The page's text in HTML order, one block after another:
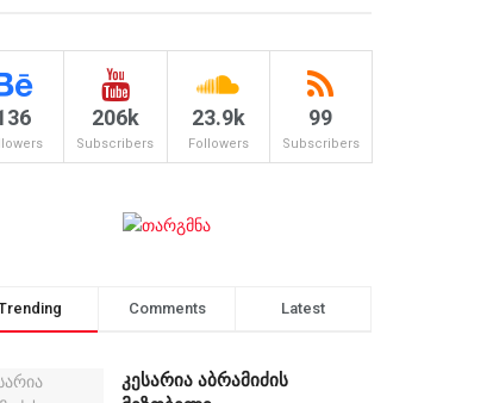
206k
Subscribers
23.9k
Followers
99
Subscribers
Comments Latest
კესარია აბრამიძის